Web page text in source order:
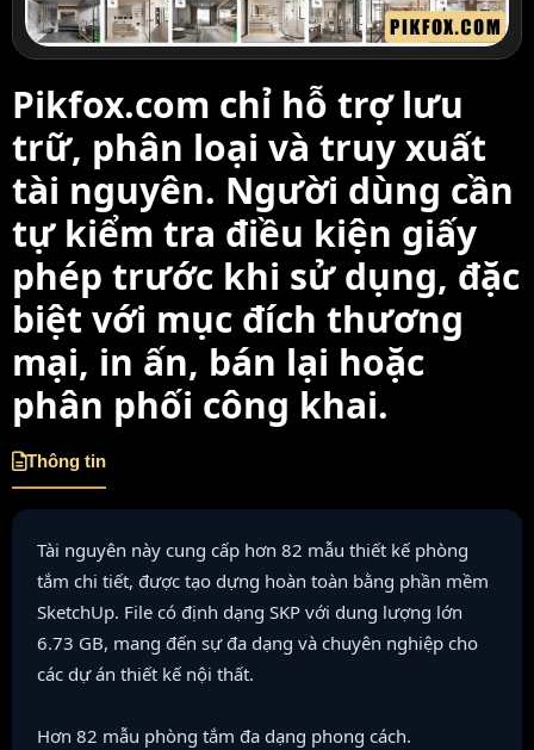
Pikfox.com chỉ hỗ trợ lưu
trữ, phân loại và truy xuất
tài nguyên. Người dùng cần
tự kiểm tra điều kiện giấy
phép trước khi sử dụng, đặc
biệt với mục đích thương
mại, in ấn, bán lại hoặc
phân phối công khai.
Thông tin
Tài nguyên này cung cấp hơn 82 mẫu thiết kế phòng
tắm chi tiết, được tạo dựng hoàn toàn bằng phần mềm
SketchUp. File có định dạng SKP với dung lượng lớn
6.73 GB, mang đến sự đa dạng và chuyên nghiệp cho
các dự án thiết kế nội thất.
Hơn 82 mẫu phòng tắm đa dạng phong cách.